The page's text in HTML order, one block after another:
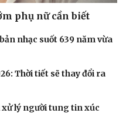
Nhà đẹp
Blog
phụ nữ cần biết
nhạc suốt 639 năm vừa
Thời tiết sẽ thay đổi ra
lý người tung tin xúc